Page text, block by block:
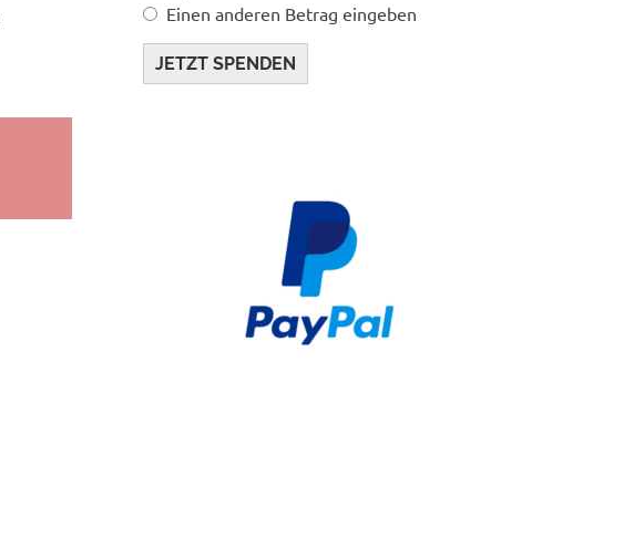
Einen anderen Betrag eingeben
JETZT SPENDEN